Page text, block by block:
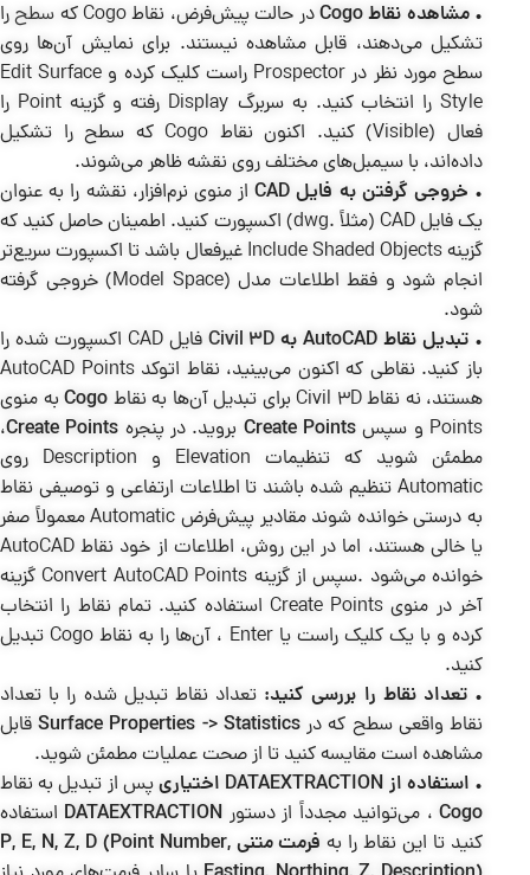
•مشاهده نقاط Cogo در حالت پیش‌فرض، نقاط Cogo که سطحرا
تشکیل می‌دهند، قابل مشاهده نیستند. برای نمایش آن‌ها روی
سطح مورد نظر در Prospector راست کلیک کرده و Edit Surface
Style را انتخاب کنید. به سربرگ Display رفته و گزینه Point را
فعال (Visible) کنید. اکنون نقاط Cogo که سطح را تشکیل
داده‌اند، با سیمبل‌های مختلف روی نقشه ظاهر می‌شوند.
• خروجی گرفتن به فایل CAD
از منوی نرم‌افزار، نقشه را به عنوان
یک فایل CAD (مثلاً .dwg) اکسپورت کنید. اطمینان حاصل کنید که
گزینه Include Shaded Objects غیرفعال باشد تا اکسپورت سریع‌تر
انجام شود و فقط اطلاعات مدل (Model Space) خروجی گرفته
شود.
• تبدیل نقاط AutoCAD به Civil 3D
فایل CAD اکسپورت شده را
باز کنید. نقاطی که اکنون می‌بینید، نقاط اتوکد AutoCAD Points
هستند، نه نقاط Civil 3D برای تبدیل آن‌ها به نقاط
Cogoبه منوی
Points و سپس
Create Points بروید. در پنجره Create Points،
مطمئن شوید که تنظیمات Elevation و Description روی
Automatic تنظیم شده باشند تا اطلاعات ارتفاعی و توصیفی نقاط
به درستی خوانده شوند مقادیر پیش‌فرض Automatic معمولاً صفر
یا خالی هستند، اما در این روش، اطلاعات از خود نقاط AutoCAD
خوانده می‌شود .سپس از گزینه Convert AutoCAD Points گزینه
آخر در منوی Create Points استفاده کنید. تمام نقاط را انتخاب
کرده و با یک کلیک راست یا Enter ، آن‌ها را به نقاط Cogo تبدیل
کنید.
•تعداد نقاط را بررسی کنید: تعداد نقاط تبدیل شده را با تعداد
نقاط واقعی سطح که درSurface Properties -> Statisticsقابل
مشاهده است مقایسه کنید تا از صحت عملیات مطمئن شوید.
• استفاده از DATAEXTRACTION اختیاری
پس از تبدیل به نقاط
Cogo، می‌توانید مجدداً از دستور DATAEXTRACTION استفاده
کنید تا این نقاط را به
فرمت متنی P, E, N, Z, D (Point Number,